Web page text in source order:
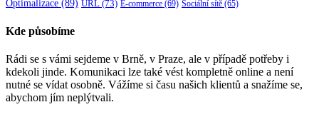
Optimalizace (89) URL (73) E-commerce (69) Sociální sítě (65)
Kde působíme
Rádi se s vámi sejdeme v Brně, v Praze, ale v případě potřeby i
kdekoli jinde. Komunikaci lze také vést kompletně online a není
nutné se vídat osobně. Vážíme si času našich klientů a snažíme se,
abychom jím neplýtvali.